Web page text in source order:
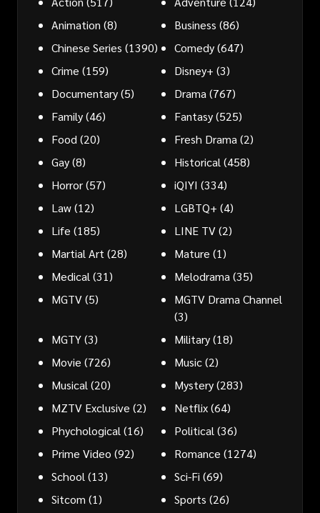
Animation (8) Business (86)
Chinese Series (1390) Comedy(647)
Crime (159) Disney+ (3)
Documentary(5) Drama (767)
Family(46) Fantasy(525)
Food (20) Fresh Drama (2)
Gay(8) Historical (458)
Horror(57) iQIYI (334)
Law(12) LGBTQ+ (4)
Life (185) LINE TV(2)
Martial Art (28) Mature (1)
Medical (31) Melodrama (35)
MGTV(5)
MGTV Drama Channel
(3)
MGTY(3) Military(18)
Movie (726) Music(2)
Musical (20) Mystery(283)
MZTV Exclusive (2) Netflix(64)
Phychological (16) Political (36)
Prime Video (92) Romance (1274)
School (13) Sci-Fi (69)
Sitcom (1) Sports (26)